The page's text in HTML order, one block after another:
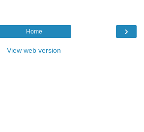
›
Home
View web version